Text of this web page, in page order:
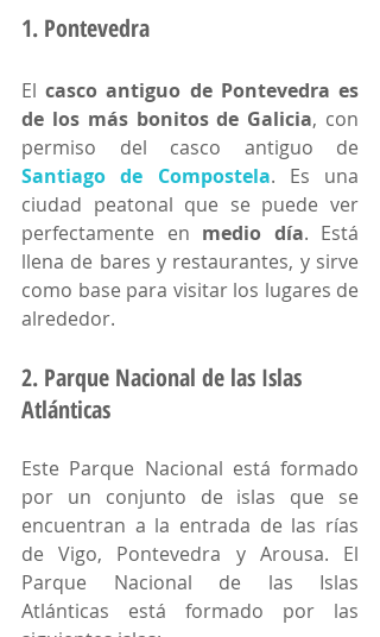
1. Pontevedra
El casco antiguo de Pontevedra es
de los más bonitos de Galicia, con
Santiago de Compostela. Es una
ciudad peatonal que se puede ver
perfectamente en medio día. Está
llena de bares y restaurantes, y sirve
como base para visitar los lugares de
alrededor.
2. Parque Nacional de las Islas
Atlánticas
Este Parque Nacional está formado
por un conjunto de islas que se
encuentran a la entrada de las rías
de Vigo, Pontevedra y Arousa. El
Parque Nacional de las Islas
Atlánticas está formado por las